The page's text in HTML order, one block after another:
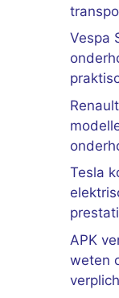
Vespa
Tesla
APK
weten